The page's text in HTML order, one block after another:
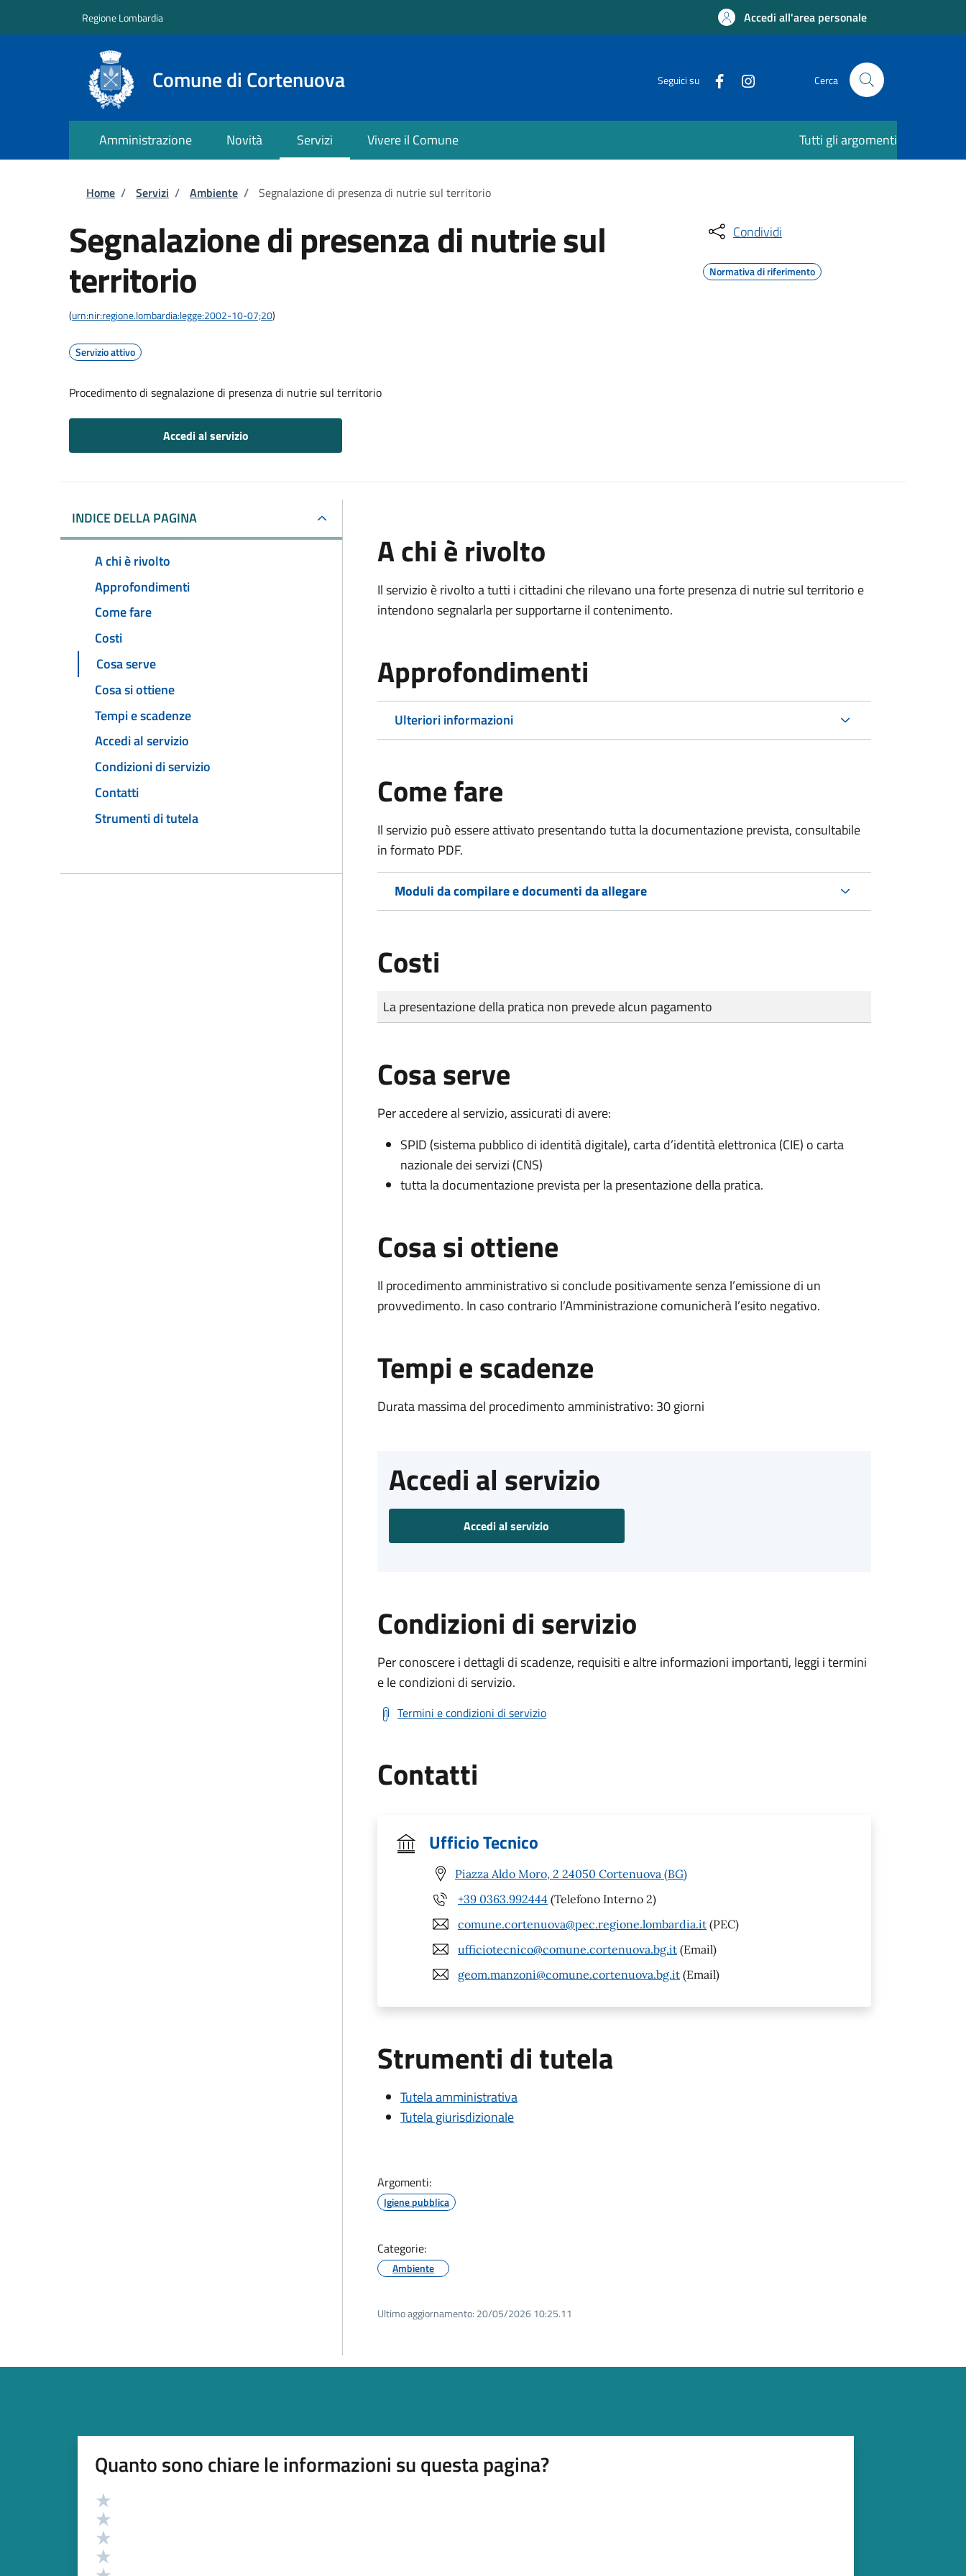
Regione Lombardia Accedi all'area personale
Comune di Cortenuova Seguici su Cerca
Amministrazione Novità Servizi Vivere il Comune Tutti gli argomenti
Briciole di pane
Home / Servizi / Ambiente / Segnalazione di presenza di nutrie sul territorio
Segnalazione di presenza di nutrie sul
territorio
(urn:nir:regione.lombardia:legge:2002-10-07;20)
Servizio attivo
Procedimento di segnalazione di presenza di nutrie sul territorio
Accedi al servizio
Condividi
Normativa di riferimento
INDICE DELLA PAGINA
A chi è rivolto
Approfondimenti
Come fare
Costi
Cosa serve
Cosa si ottiene
Tempi e scadenze
Accedi al servizio
Condizioni di servizio
Contatti
Strumenti di tutela
A chi è rivolto
Il servizio è rivolto a tutti i cittadini che rilevano una forte presenza di nutrie sul territorio e
intendono segnalarla per supportarne il contenimento.
Approfondimenti
Ulteriori informazioni
Come fare
Il servizio può essere attivato presentando tutta la documentazione prevista, consultabile
in formato PDF.
Moduli da compilare e documenti da allegare
Costi
Tipo di pagamento
Importo
La presentazione della pratica non prevede alcun pagamento
Cosa serve
Per accedere al servizio, assicurati di avere:
SPID (sistema pubblico di identità digitale), carta d’identità elettronica (CIE) o carta
nazionale dei servizi (CNS)
tutta la documentazione prevista per la presentazione della pratica.
Cosa si ottiene
Il procedimento amministrativo si conclude positivamente senza l’emissione di un
provvedimento. In caso contrario l’Amministrazione comunicherà l’esito negativo.
Tempi e scadenze
Durata massima del procedimento amministrativo: 30 giorni
Accedi al servizio
Accedi al servizio
Condizioni di servizio
Per conoscere i dettagli di scadenze, requisiti e altre informazioni importanti, leggi i termini
e le condizioni di servizio.
Termini e condizioni di servizio
Contatti
Ufficio Tecnico
Piazza Aldo Moro, 2 24050 Cortenuova (BG)
+39 0363.992444 (Telefono Interno 2)
comune.cortenuova@pec.regione.lombardia.it (PEC)
ufficiotecnico@comune.cortenuova.bg.it (Email)
geom.manzoni@comune.cortenuova.bg.it (Email)
Strumenti di tutela
Tutela amministrativa
Tutela giurisdizionale
Argomenti:
Igiene pubblica
Categorie:
Ambiente
Ultimo aggiornamento: 20/05/2026 10:25.11
Quanto sono chiare le informazioni su questa pagina?
Valutazione